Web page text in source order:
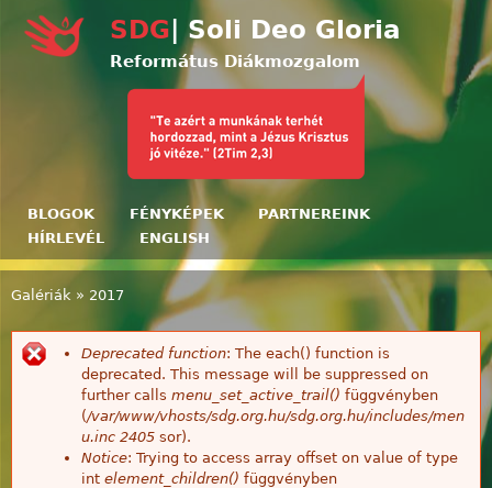
SDG | Soli Deo Gloria
Református Diákmozgalom
BLOGOK FÉNYKÉPEK
PARTNEREINK
HÍRLEVÉL
ENGLISH
Jelenlegi hely
Galériák » 2017
Hibaüzenet
Deprecated function: The each() function is
deprecated. This message will be suppressed on
further calls menu_set_active_trail() függvényben
(/var/www/vhosts/sdg.org.hu/sdg.org.hu/includes/men
u.inc 2405 sor).
Notice: Trying to access array offset on value of type
int element_children() függvényben